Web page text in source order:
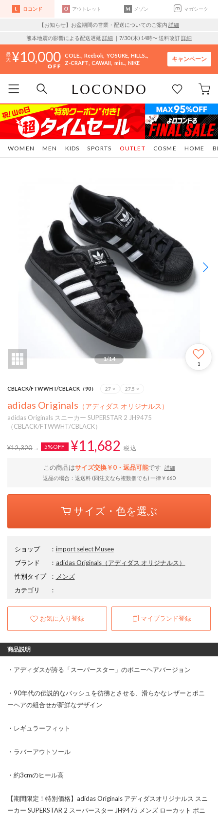
ロコンド アウトレット メゾン マガシーク
【お知らせ】お盆期間の営業・配送についてのご案内 詳細
熊本地震の影響による配送遅延 詳細 ｜7/30 (木) 14時〜 送料改訂詳細
10,000 COLE.. Reebok YOSUKE HILLS..
Z-CRAFT CAWAII mis.. NIKE
キャンペーン
WOMEN MEN KIDS SPORTS COSME HOME
OUTLET
1/14
1
CBLACK/FTWWHT/CBLACK（90） 27 × 27.5 ×
adidas Originals （アディダス オリジナルス）
adidas Originals スニーカー SUPERSTAR 2 JH9475
（CBLACK/FTWWHT/CBLACK）
¥12,320 5%OFF ¥11,682 税込
この商品はサイズ交換￥0・返品可能です
詳細
返品の場合：返送料 (同注文なら複数個でも) 一律￥660
サイズ・色を選ぶ
ショップ ： import select Musee
ブランド
： adidas Originals（アディダス オリジナルス）
性別タイプ
： メンズ
カテゴリ
：
お気に入り登録 マイブランド登録
商品説明
・アディダスが誇る「スーパースター」のポニーヘアバージョン
・90年代の伝説的なバッシュを彷彿とさせる、滑らかなレザーとポニ
ーヘアの組合せが新鮮なデザイン
・レギュラーフィット
・ラバーアウトソール
・約3cmのヒール高
【期間限定！特別価格】adidas Originals アディダスオリジナルス スニ
ーカー SUPERSTAR 2 スーパースター JH9475 メンズ ローカット ポニ